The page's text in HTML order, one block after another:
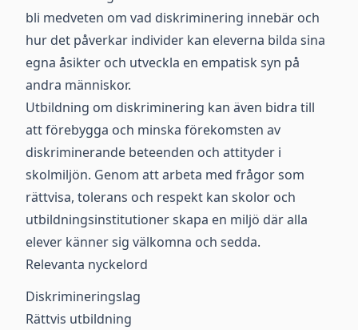
bli medveten om vad diskriminering innebär och
hur det påverkar individer kan eleverna bilda sina
egna åsikter och utveckla en empatisk syn på
andra människor.
Utbildning om diskriminering kan även bidra till
att förebygga och minska förekomsten av
diskriminerande beteenden och attityder i
skolmiljön. Genom att arbeta med frågor som
rättvisa, tolerans och respekt kan skolor och
utbildningsinstitutioner skapa en miljö där alla
elever känner sig välkomna och sedda.
Relevanta nyckelord
Diskrimineringslag
Rättvis utbildning